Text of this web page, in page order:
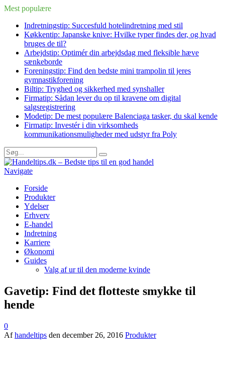
Mest populære
Indretningstip: Succesfuld hotelindretning med stil
Køkkentip: Japanske knive: Hvilke typer findes der, og hvad
bruges de til?
Arbejdstip: Optimér din arbejdsdag med fleksible hæve
sænkeborde
Foreningstip: Find den bedste mini trampolin til jeres
gymnastikforening
Biltip: Tryghed og sikkerhed med synshaller
Firmatip: Sådan lever du op til kravene om digital
salgsregistrering
Modetip: De mest populære Balenciaga tasker, du skal kende
Firmatip: Investér i din virksomheds
kommunikationsmuligheder med udstyr fra Poly
Navigate
Forside
Produkter
Ydelser
Erhverv
E-handel
Indretning
Karriere
Økonomi
Guides
Valg af ur til den moderne kvinde
Gavetip: Find det flotteste smykke til
hende
0
Afhandeltips den december 26, 2016 Produkter